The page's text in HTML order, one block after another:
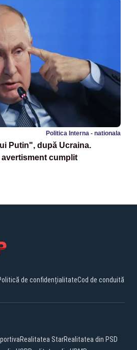
Politica Interna - nationala
Putin", după Ucraina.
avertisment cumplit
de confidențialitateCod de conduită
Realitatea StarRealitatea din PSD